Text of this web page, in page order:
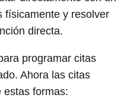
físicamente y resolver
directa.
programar citas
Ahora las citas
estas formas: